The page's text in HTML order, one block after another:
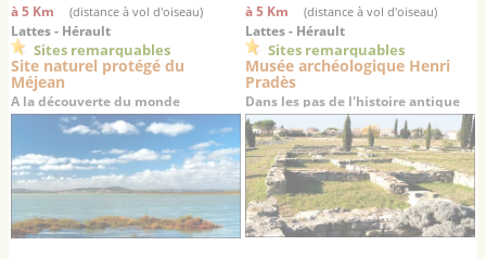
à 5 Km (distance à vol d'oiseau)
Lattes - Hérault
Sites remarquables
Site naturel protégé du
Méjean
A la découverte du monde
lagunaire languedocien
à 5 Km (distance à vol d'oiseau)
Lattes - Hérault
Sites remarquables
Musée archéologique Henri
Pradès
Dans les pas de l'histoire antique
du Languedoc…